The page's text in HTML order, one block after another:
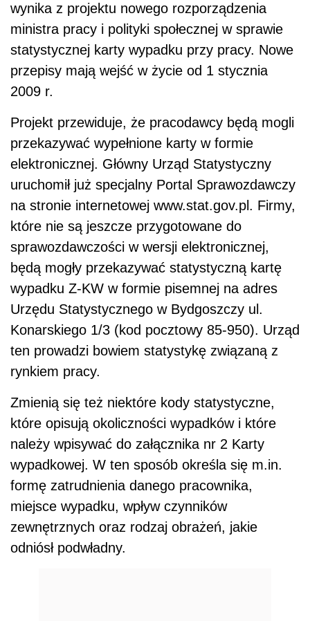
wynika z projektu nowego rozporządzenia
ministra pracy i polityki społecznej w sprawie
statystycznej karty wypadku przy pracy. Nowe
przepisy mają wejść w życie od 1 stycznia
2009 r.
Projekt przewiduje, że pracodawcy będą mogli
przekazywać wypełnione karty w formie
elektronicznej. Główny Urząd Statystyczny
uruchomił już specjalny Portal Sprawozdawczy
na stronie internetowej www.stat.gov.pl. Firmy,
które nie są jeszcze przygotowane do
sprawozdawczości w wersji elektronicznej,
będą mogły przekazywać statystyczną kartę
wypadku Z-KW w formie pisemnej na adres
Urzędu Statystycznego w Bydgoszczy ul.
Konarskiego 1/3 (kod pocztowy 85-950). Urząd
ten prowadzi bowiem statystykę związaną z
rynkiem pracy.
Zmienią się też niektóre kody statystyczne,
które opisują okoliczności wypadków i które
należy wpisywać do załącznika nr 2 Karty
wypadkowej. W ten sposób określa się m.in.
formę zatrudnienia danego pracownika,
miejsce wypadku, wpływ czynników
zewnętrznych oraz rodzaj obrażeń, jakie
odniósł podwładny.